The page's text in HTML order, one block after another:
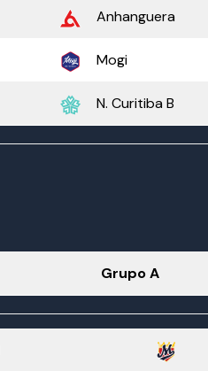
Anhanguera
Mogi
N. Curitiba B
Grupo A